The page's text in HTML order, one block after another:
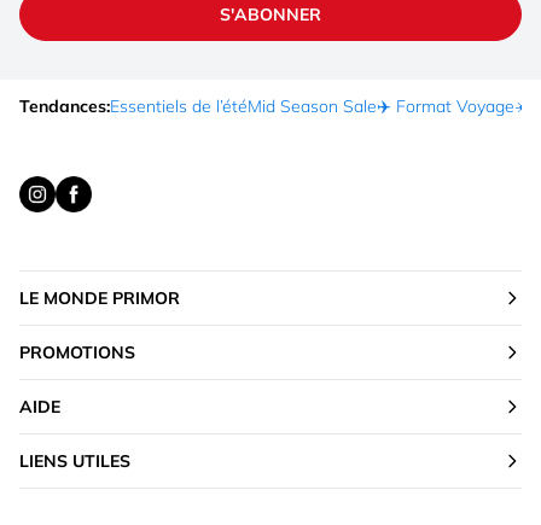
S'ABONNER
Tendances:Essentiels de l’étéMid Season Sale✈️ Format Voyage☀️
LE MONDE PRIMOR
PROMOTIONS
AIDE
LIENS UTILES